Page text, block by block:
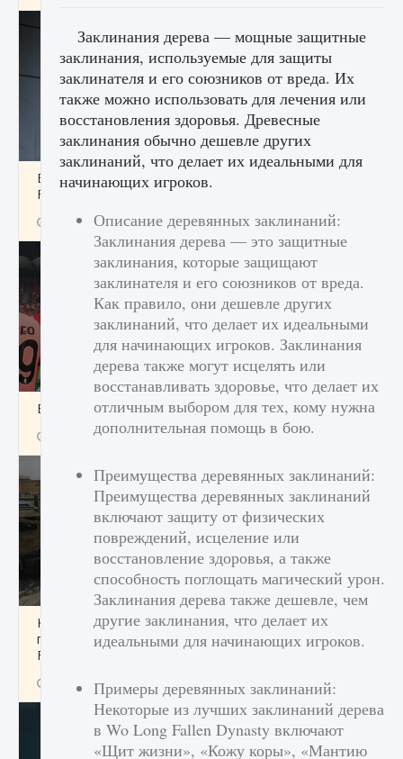
Все новые функции в режиме карьеры EA
FC 25
9 августа 2024 2 096 0 2
Входят ли «Милан» и «Интер» в EA FC 25
9 августа 2024 2 064 0 1
Как исправить текстовую ошибку
пользовательского интерфейса Delta
Force Hawk Ops
9 августа 2024
Заклинания дерева — мощные защитные
заклинания, используемые для защиты
заклинателя и его союзников от вреда. Их
также можно использовать для лечения или
восстановления здоровья. Древесные
заклинания обычно дешевле других
заклинаний, что делает их идеальными для
начинающих игроков.
Описание деревянных заклинаний:
Заклинания дерева — это защитные
заклинания, которые защищают
заклинателя и его союзников от вреда.
Как правило, они дешевле других
заклинаний, что делает их идеальными
для начинающих игроков. Заклинания
дерева также могут исцелять или
восстанавливать здоровье, что делает их
отличным выбором для тех, кому нужна
дополнительная помощь в бою.
Преимущества деревянных заклинаний:
Преимущества деревянных заклинаний
включают защиту от физических
повреждений, исцеление или
восстановление здоровья, а также
способность поглощать магический урон.
Заклинания дерева также дешевле, чем
другие заклинания, что делает их
идеальными для начинающих игроков.
Примеры деревянных заклинаний:
Некоторые из лучших заклинаний дерева
в Wo Long Fallen Dynasty включают
«Щит жизни», «Кожу коры», «Мантию